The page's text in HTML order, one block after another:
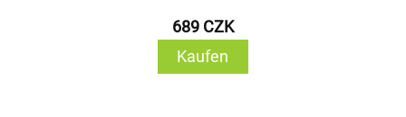
689 CZK
Kaufen